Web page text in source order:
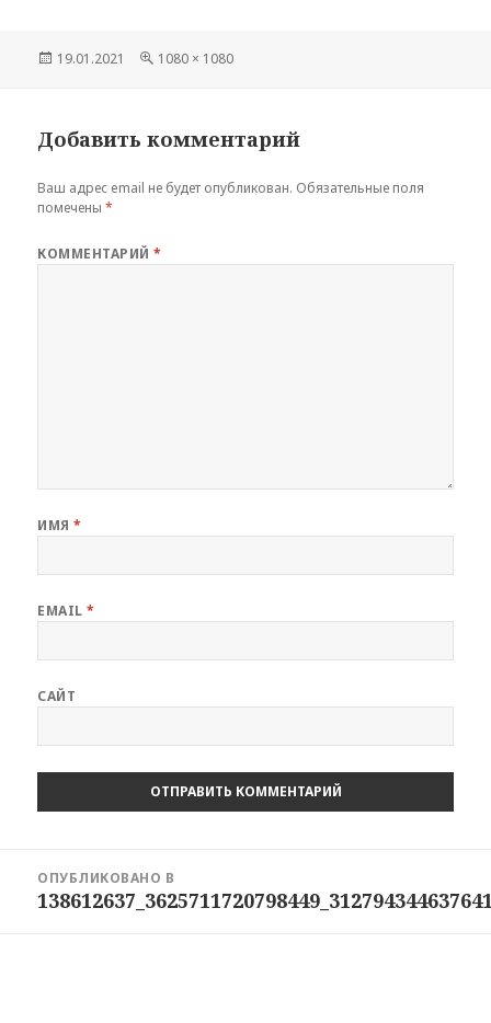
Опубликовано
19.01.2021
Полный
1080 × 1080
Добавить комментарий
Ваш адрес email не будет опубликован. Обязательные поля
помечены*
КОММЕНТАРИЙ*
ИМЯ*
EMAIL*
САЙТ
записям
ОПУБЛИКОВАНО В